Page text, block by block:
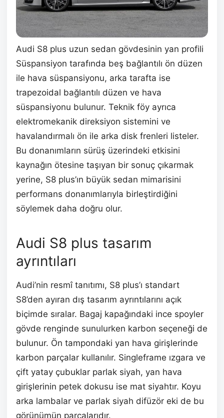
Audi S8 plus uzun sedan gövdesinin yan profili
Süspansiyon tarafında beş bağlantılı ön düzen
ile hava süspansiyonu, arka tarafta ise
trapezoidal bağlantılı düzen ve hava
süspansiyonu bulunur. Teknik föy ayrıca
elektromekanik direksiyon sistemini ve
havalandırmalı ön ile arka disk frenleri listeler.
Bu donanımların sürüş üzerindeki etkisini
kaynağın ötesine taşıyan bir sonuç çıkarmak
yerine, S8 plus’ın büyük sedan mimarisini
performans donanımlarıyla birleştirdiğini
söylemek daha doğru olur.
Audi S8 plus tasarım
ayrıntıları
Audi’nin resmî tanıtımı, S8 plus’ı standart
S8’den ayıran dış tasarım ayrıntılarını açık
biçimde sıralar. Bagaj kapağındaki ince spoyler
gövde renginde sunulurken karbon seçeneği de
bulunur. Ön tampondaki yan hava girişlerinde
karbon parçalar kullanılır. Singleframe ızgara ve
çift yatay çubuklar parlak siyah, yan hava
girişlerinin petek dokusu ise mat siyahtır. Koyu
arka lambalar ve parlak siyah difüzör eki de bu
görünümün parçalarıdır.